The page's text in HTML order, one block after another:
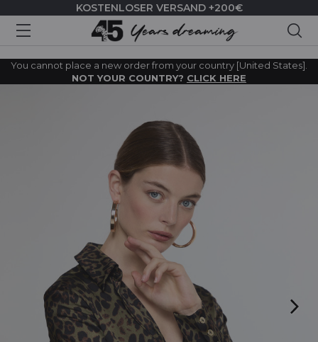
KOSTENLOSER VERSAND +200€
You cannot place a new order from your country [United States].
NOT YOUR COUNTRY? CLICK HERE